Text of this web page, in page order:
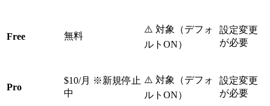
Free 無料
⚠️ 対象（デフォ
ルトON）
設定変更
が必要
Pro
$10/月 ※新規停止
中
⚠️ 対象（デフォ
ルトON）
設定変更
が必要